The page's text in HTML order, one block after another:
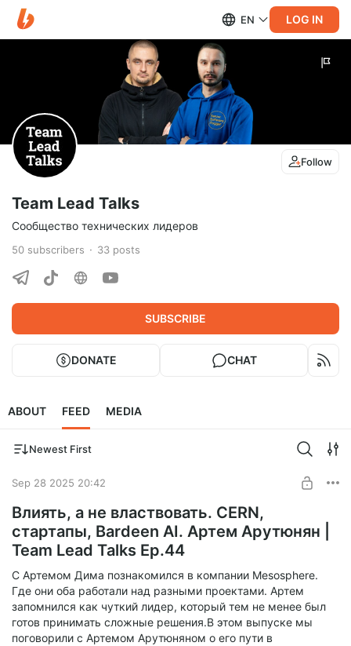
EN LOG IN
Follow
Team Lead Talks
Сообщество технических лидеров
50 subscribers 33 posts
SUBSCRIBE
DONATE CHAT
ABOUT FEED MEDIA
Newest First
Sep 28 2025 20:42
Влиять, а не властвовать. CERN,
стартапы, Bardeen AI. Артем Арутюнян |
Team Lead Talks Ep.44
С Артемом Дима познакомился в компании Mesosphere.
Где они оба работали над разными проектами. Артем
запомнился как чуткий лидер, который тем не менее был
готов принимать сложные решения.В этом выпуске мы
поговорили с Артемом Арутюняном о его пути в